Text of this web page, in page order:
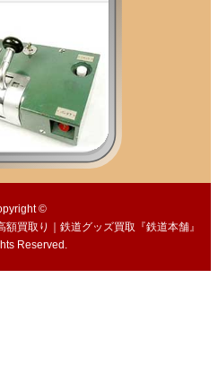
©
買取り｜鉄道グッズ買取『鉄道本舗』
Reserved.